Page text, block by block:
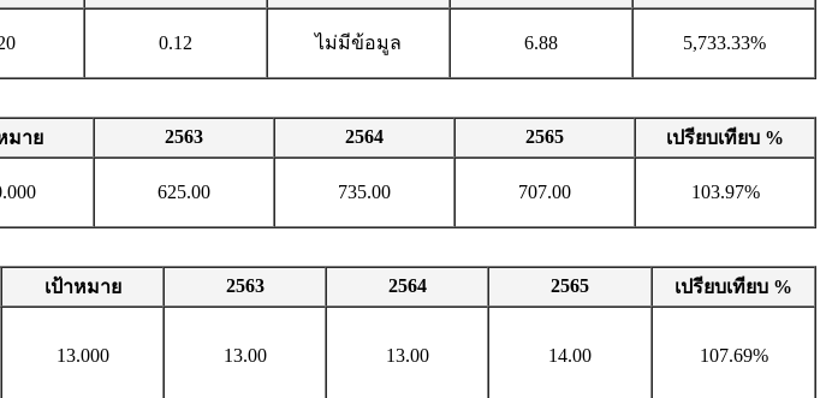
0.12 ไม่มีข้อมูล 6.88 5,733.33%
มาย 2563 2564 2565
เปรียบเทียบ %
625.00 735.00 707.00 103.97%
เป้าหมาย 2563 2564 2565
เปรียบเทียบ %
13.000 13.00 13.00 14.00 107.69%